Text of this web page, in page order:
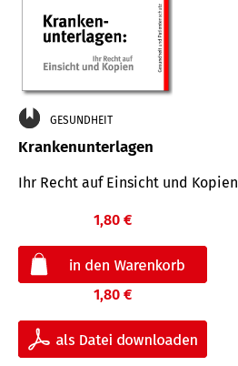
GESUNDHEIT
Krankenunterlagen
Ihr Recht auf Einsicht und Kopien
1,80 €
1,80 €